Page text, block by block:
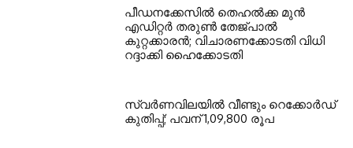
പീഡനക്കേസിൽ തെഹൽക്ക മുൻ
എഡിറ്റർ തരുൺ തേജ്പാൽ
കുറ്റക്കാരൻ; വിചാരണക്കോടതി വിധി
റദ്ദാക്കി ഹൈക്കോടതി
സ്വർണവിലയിൽ വീണ്ടും റെക്കോർഡ്
കുതിപ്പ്; പവന് 1,09,800 രൂപ